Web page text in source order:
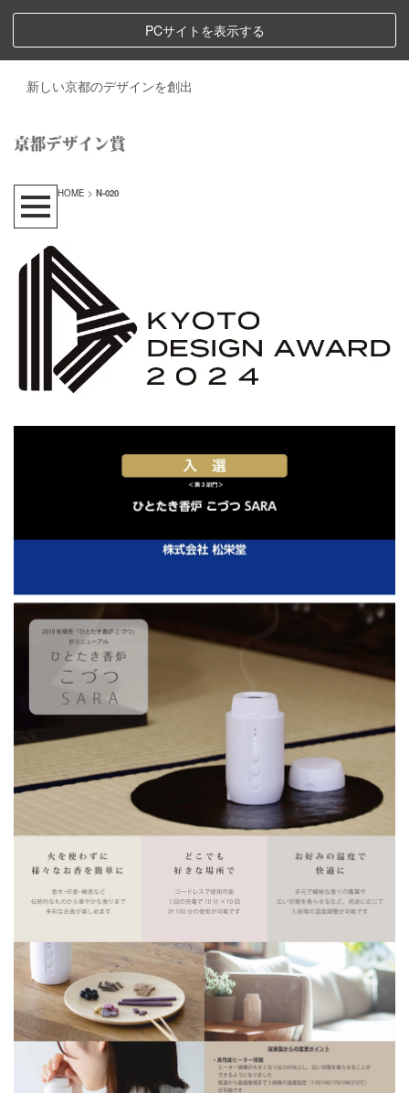
PCサイトを表示する
新しい京都のデザインを創出
HOME > N-020